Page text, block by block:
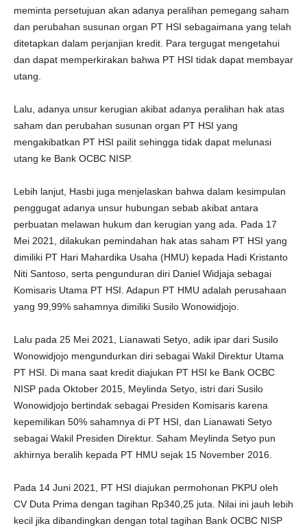
meminta persetujuan akan adanya peralihan pemegang saham
dan perubahan susunan organ PT HSI sebagaimana yang telah
ditetapkan dalam perjanjian kredit. Para tergugat mengetahui
dan dapat memperkirakan bahwa PT HSI tidak dapat membayar
utang.
Lalu, adanya unsur kerugian akibat adanya peralihan hak atas
saham dan perubahan susunan organ PT HSI yang
mengakibatkan PT HSI pailit sehingga tidak dapat melunasi
utang ke Bank OCBC NISP.
Lebih lanjut, Hasbi juga menjelaskan bahwa dalam kesimpulan
penggugat adanya unsur hubungan sebab akibat antara
perbuatan melawan hukum dan kerugian yang ada. Pada 17
Mei 2021, dilakukan pemindahan hak atas saham PT HSI yang
dimiliki PT Hari Mahardika Usaha (HMU) kepada Hadi Kristanto
Niti Santoso, serta pengunduran diri Daniel Widjaja sebagai
Komisaris Utama PT HSI. Adapun PT HMU adalah perusahaan
yang 99,99% sahamnya dimiliki Susilo Wonowidjojo.
Lalu pada 25 Mei 2021, Lianawati Setyo, adik ipar dari Susilo
Wonowidjojo mengundurkan diri sebagai Wakil Direktur Utama
PT HSI. Di mana saat kredit diajukan PT HSI ke Bank OCBC
NISP pada Oktober 2015, Meylinda Setyo, istri dari Susilo
Wonowidjojo bertindak sebagai Presiden Komisaris karena
kepemilikan 50% sahamnya di PT HSI, dan Lianawati Setyo
sebagai Wakil Presiden Direktur. Saham Meylinda Setyo pun
akhirnya beralih kepada PT HMU sejak 15 November 2016.
Pada 14 Juni 2021, PT HSI diajukan permohonan PKPU oleh
CV Duta Prima dengan tagihan Rp340,25 juta. Nilai ini jauh lebih
kecil jika dibandingkan dengan total tagihan Bank OCBC NISP